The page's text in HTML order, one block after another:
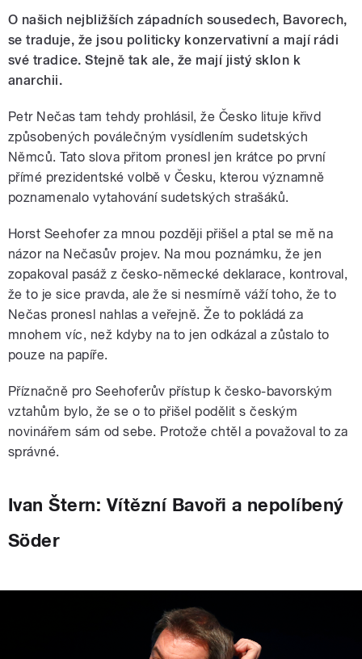
O našich nejbližších západních sousedech, Bavorech,
se traduje, že jsou politicky konzervativní a mají rádi
své tradice. Stejně tak ale, že mají jistý sklon k
anarchii.
Petr Nečas tam tehdy prohlásil, že Česko lituje křivd
způsobených poválečným vysídlením sudetských
Němců. Tato slova přitom pronesl jen krátce po první
přímé prezidentské volbě v Česku, kterou významně
poznamenalo vytahování sudetských strašáků.
Horst Seehofer za mnou později přišel a ptal se mě na
názor na Nečasův projev. Na mou poznámku, že jen
zopakoval pasáž z česko-německé deklarace, kontroval,
že to je sice pravda, ale že si nesmírně váží toho, že to
Nečas pronesl nahlas a veřejně. Že to pokládá za
mnohem víc, než kdyby na to jen odkázal a zůstalo to
pouze na papíře.
Příznačně pro Seehoferův přístup k česko-bavorským
vztahům bylo, že se o to přišel podělit s českým
novinářem sám od sebe. Protože chtěl a považoval to za
správné.
Ivan Štern: Vítězní Bavoři a nepolíbený
Söder